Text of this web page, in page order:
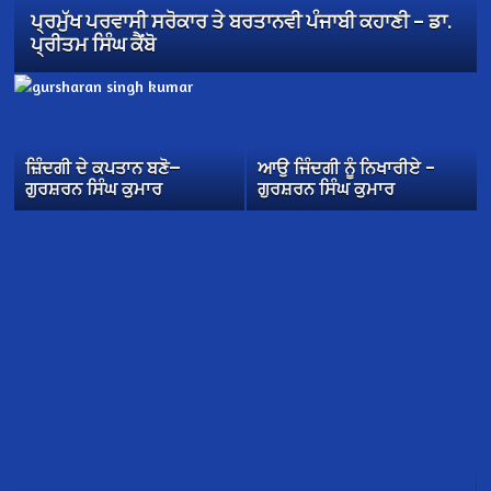
ਪ੍ਰਮੁੱਖ ਪਰਵਾਸੀ ਸਰੋਕਾਰ ਤੇ ਬਰਤਾਨਵੀ ਪੰਜਾਬੀ ਕਹਾਣੀ – ਡਾ.
ਪ੍ਰੀਤਮ ਸਿੰਘ ਕੈਂਬੋ
ਜ਼ਿੰਦਗੀ ਦੇ ਕਪਤਾਨ ਬਣੋ—
ਗੁਰਸ਼ਰਨ ਸਿੰਘ ਕੁਮਾਰ
ਆਉ ਜਿੰਦਗੀ ਨੂੰ ਨਿਖਾਰੀਏ –
ਗੁਰਸ਼ਰਨ ਸਿੰਘ ਕੁਮਾਰ